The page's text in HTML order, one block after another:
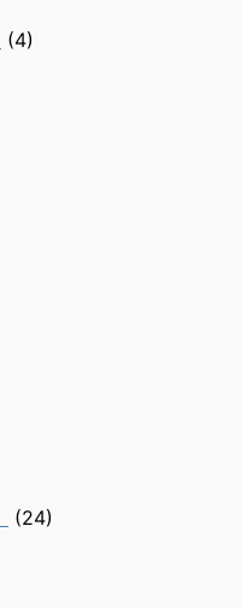
(4)
(24)